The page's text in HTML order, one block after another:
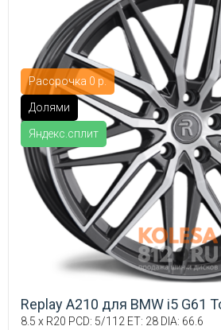
Рассрочка 0 р.
Долями
Яндекс.сплит
Replay A210 для BMW i5 G61
8.5 x R20 PCD: 5/112 ET: 28 DIA: 66.6